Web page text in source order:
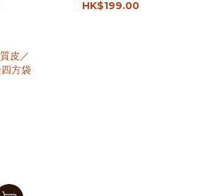
HK$199.00